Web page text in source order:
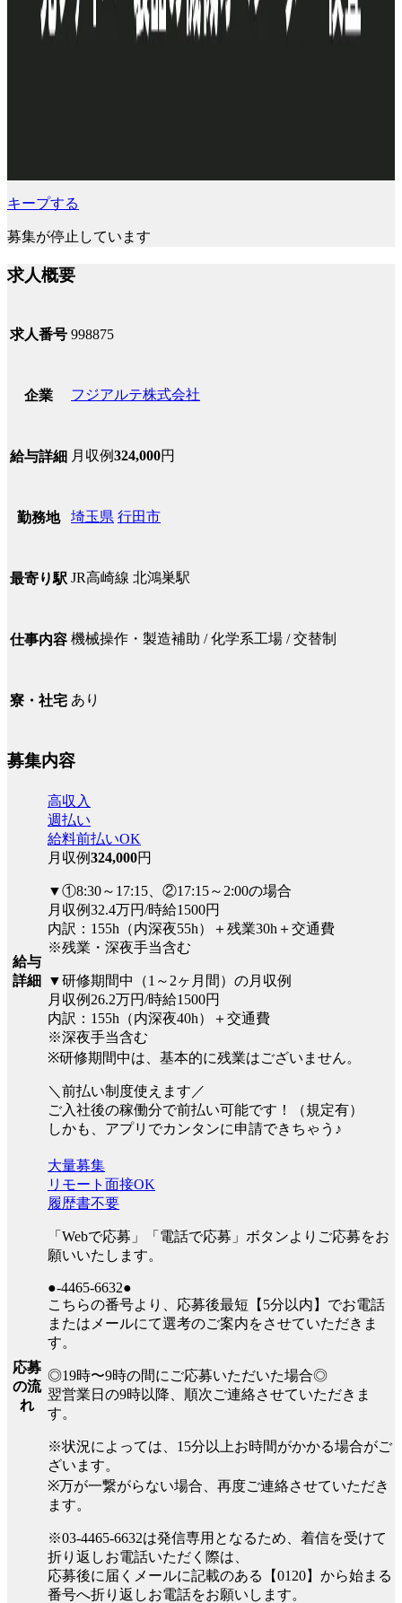
キープする
募集が停止しています
求人概要
求人番号 998875
企業 フジアルテ株式会社
給与詳細 月収例324,000円
勤務地 埼玉県 行田市
最寄り駅 JR高崎線 北鴻巣駅
仕事内容 機械操作・製造補助 / 化学系工場 / 交替制
寮・社宅 あり
募集内容
給与
詳細
高収入
週払い
給料前払いOK
月収例324,000円
▼①8:30～17:15、②17:15～2:00の場合
月収例32.4万円/時給1500円
内訳：155h（内深夜55h）＋残業30h＋交通費
※残業・深夜手当含む
▼研修期間中（1～2ヶ月間）の月収例
月収例26.2万円/時給1500円
内訳：155h（内深夜40h）＋交通費
※深夜手当含む
※研修期間中は、基本的に残業はございません。
＼前払い制度使えます／
ご入社後の稼働分で前払い可能です！（規定有）
しかも、アプリでカンタンに申請できちゃう♪
応募
の流
れ
大量募集
リモート面接OK
履歴書不要
「Webで応募」「電話で応募」ボタンよりご応募をお
願いいたします。
●-4465-6632●
こちらの番号より、応募後最短【5分以内】でお電話
またはメールにて選考のご案内をさせていただきま
す。
◎19時〜9時の間にご応募いただいた場合◎
翌営業日の9時以降、順次ご連絡させていただきま
す。
※状況によっては、15分以上お時間がかかる場合がご
ざいます。
※万が一繋がらない場合、再度ご連絡させていただき
ます。
※03-4465-6632は発信専用となるため、着信を受けて
折り返しお電話いただく際は、
応募後に届くメールに記載のある【0120】から始まる
番号へ折り返しお電話をお願いします。